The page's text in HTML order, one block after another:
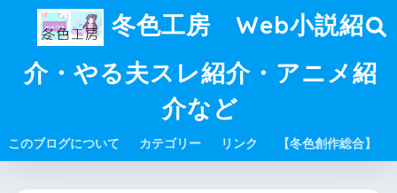
冬色工房 Web小説紹
介・やる夫スレ紹介・アニメ紹
介など
このブログについて カテゴリー リンク 【冬色創作総合】